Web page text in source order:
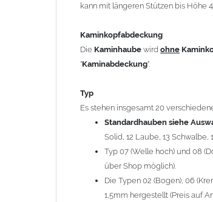
Ab einerKaminlänge
Bei der Kombination mit
angefertigt.
= 145,39 EUR) geliefert werden.
Bitte besprechen Sie den Einbau
kann mit längeren Stützen bis Höhe
Kaminkopfabdeckung
Die Kaminhaube wird ohne
"Kaminabdeckung".
Typ
Es stehen insgesamt 20
Standardhauben siehe
Solid, 12 Laube, 13 Schwalbe,
Typ 07 (Welle hoch) und 08
über Shop möglich).
Die Typen 02 (Bogen), 06
1,5mm hergestellt (Preis auf